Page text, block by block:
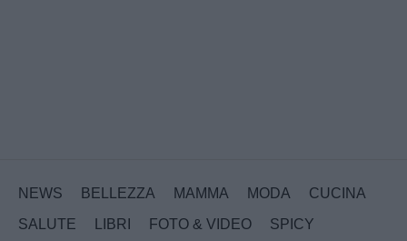
NEWS BELLEZZA MAMMA MODA
CUCINA
SALUTE
LIBRI FOTO & VIDEO SPICY